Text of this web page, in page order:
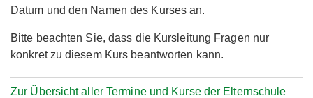
Datum und den Namen des Kurses an.
Bitte beachten Sie, dass die Kursleitung Fragen nur
konkret zu diesem Kurs beantworten kann.
Zur Übersicht aller Termine und Kurse der Elternschule